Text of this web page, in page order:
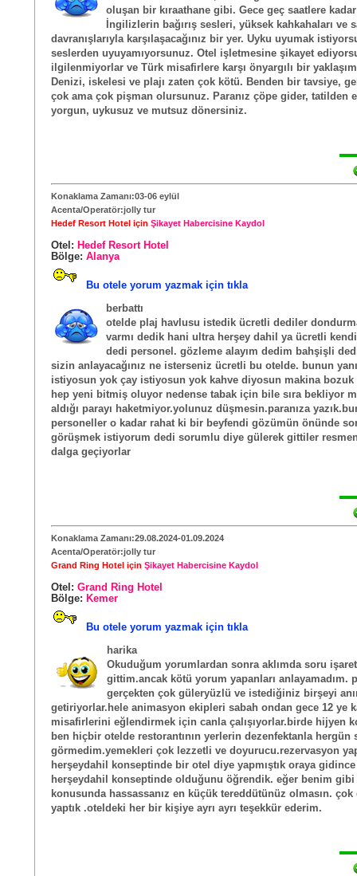
oluşan bir kıraathane gibi. Gece geç saatlere
İngilizlerin bağırış sesleri, yüksek kahkahaları ve
davranışlarıyla karşılaşacağınız bir yer. Uyku uyumak
seslerden uyuyamıyorsunuz. Otel işletmesine şikayet
ilgilenmiyorlar ve Türk misafirlere karşı önyargılı bir
Denizi, iskelesi ve plajı zaten çok kötü. Benden bir tavsiye,
çok ama çok pişman olursunuz. Paranız çöpe gider, tatilden
yorgun, uykusuz ve mutsuz dönersiniz.
Konaklama Zamanı:03-06 eylül
Acenta/Operatör:jolly tur
Hedef Resort Hotel için Şikayet Habercisine Kaydol
Otel: Hedef Resort Hotel
Bölge: Alanya
Bu otele yorum yazmak için tıkla
berbattı
otelde plaj havlusu istedik ücretli dediler
varmı dedik hani ultra herşey dahil ya ücretli
dedi personel. gözleme alayım dedim bahşişli
sizin anlayacağınız ne isterseniz ücretli bu otelde. bunun
istiyosun yok çay istiyosun yok kahve diyosun makina bozuk
hep yeni bitmiş oluyor nedense tabak için bile sıra bekliyor
aldığı parayı haketmiyor.yolunuz düşmesin.paranıza
personeller o kadar rahat ki bir beyfendi gözümün önünde
görüşmek istiyorum dedi sorumlu diye gülerek gittiler
dalga geçiyorlar
Konaklama Zamanı:29.08.2024-01.09.2024
Acenta/Operatör:jolly tur
Grand Ring Hotel için Şikayet Habercisine Kaydol
Otel: Grand Ring Hotel
Bölge: Kemer
Bu otele yorum yazmak için tıkla
harika
Okuduğum yorumlardan sonra aklımda soru
gittim.ancak kötü yorum yapanları anlayamadım.
gerçekten çok güleryüzlü ve istediğiniz birşeyi
getiriyorlar.hele animasyon ekipleri sabah ondan gece 12 ye
misafirlerini eğlendirmek için canla çalışıyorlar.birde hijyen
ben hiçbir otelde restorantının yerlerin dezenfektanla
görmedim.yemekleri çok lezzetli ve doyurucu.rezervasyon
herşeydahil konseptinde bir otel diye yapmıştık oraya
herşeydahil konseptinde olduğunu öğrendik. eğer benim gibi
konusunda hassassanız en küçük tereddütünüz olmasın.
yaptık .oteldeki her bir kişiye ayrı ayrı teşekkür ederim.